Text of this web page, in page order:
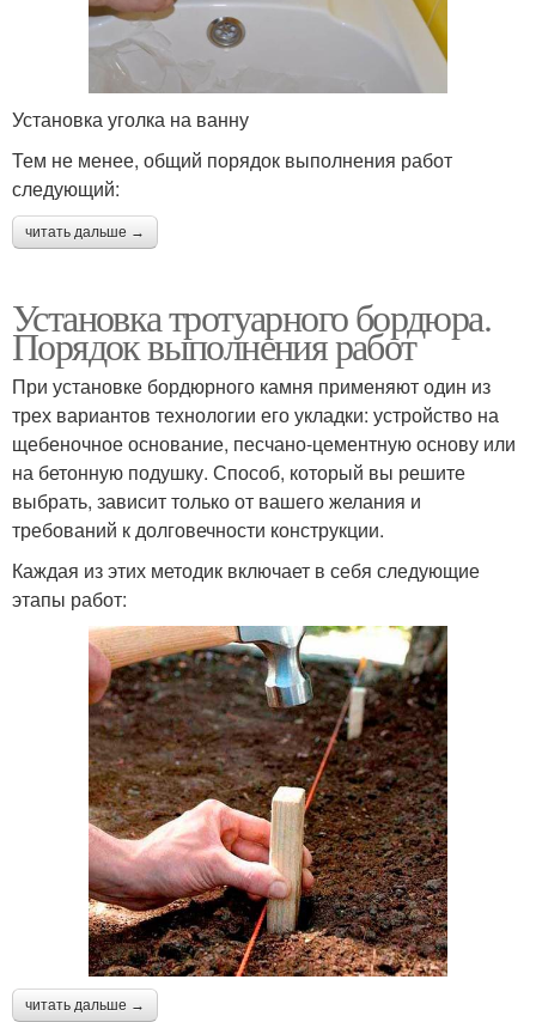
Установка уголка на ванну
Тем не менее, общий порядок выполнения работ
следующий:
читать дальше →
Установка тротуарного бордюра.
Порядок выполнения работ
При установке бордюрного камня применяют один из
трех вариантов технологии его укладки: устройство на
щебеночное основание, песчано-цементную основу или
на бетонную подушку. Способ, который вы решите
выбрать, зависит только от вашего желания и
требований к долговечности конструкции.
Каждая из этих методик включает в себя следующие
этапы работ:
читать дальше →